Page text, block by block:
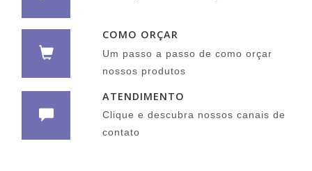
COMO ORÇAR
Um passo a passo de como orçar
nossos produtos
ATENDIMENTO
Clique e descubra nossos canais de
contato